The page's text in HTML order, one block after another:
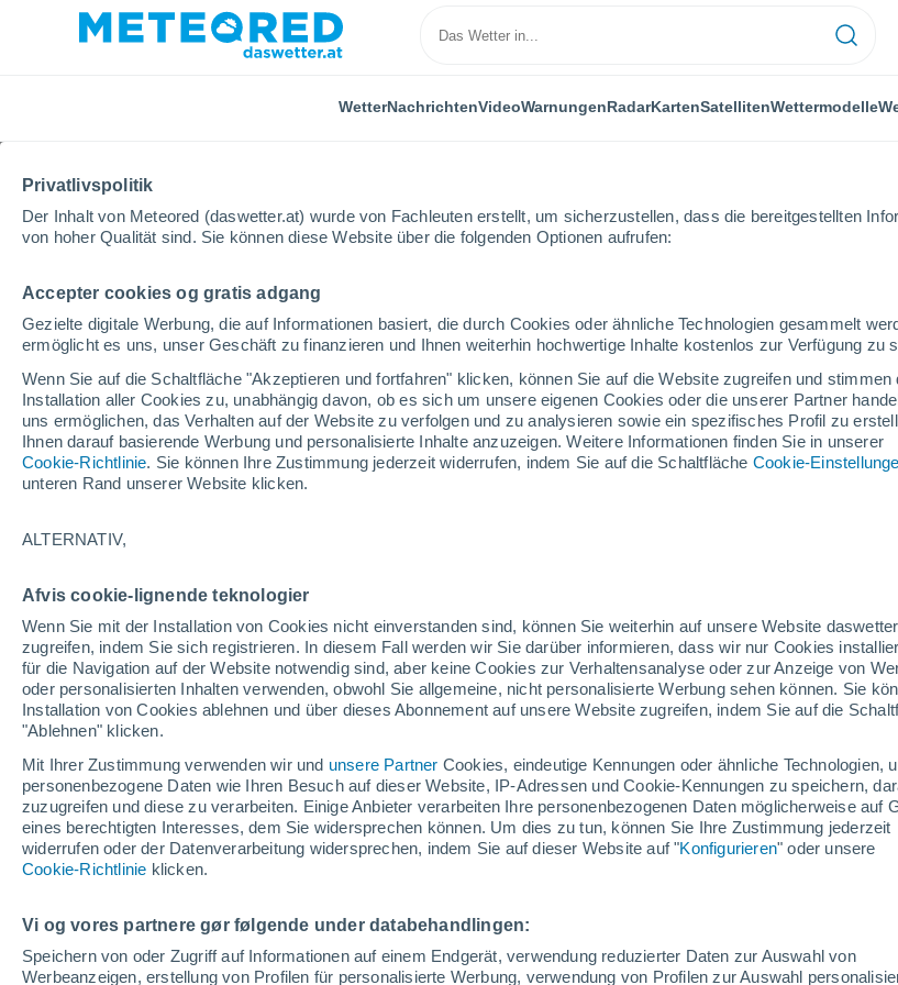
Privatlivspolitik
Der Inhalt von Meteored (daswetter.at) wurde von Fachleuten erstellt, um sicherzustellen, dass die bereitgestellten
von hoher Qualität sind. Sie können diese Website über die folgenden Optionen aufrufen:
Accepter cookies og gratis adgang
Gezielte digitale Werbung, die auf Informationen basiert, die durch Cookies oder ähnliche Technologien gesammelt
ermöglicht es uns, unser Geschäft zu finanzieren und Ihnen weiterhin hochwertige Inhalte kostenlos zur Verfügung zu
Wenn Sie auf die Schaltfläche "Akzeptieren und fortfahren" klicken, können Sie auf die Website zugreifen und stimmen
Installation aller Cookies zu, unabhängig davon, ob es sich um unsere eigenen Cookies oder die unserer Partner
uns ermöglichen, das Verhalten auf der Website zu verfolgen und zu analysieren sowie ein spezifisches Profil zu
Ihnen darauf basierende Werbung und personalisierte Inhalte anzuzeigen. Weitere Informationen finden Sie in unserer
Cookie-Richtlinie. Sie können Ihre Zustimmung jederzeit widerrufen, indem Sie auf die Schaltfläche Cookie-
unteren Rand unserer Website klicken.
ALTERNATIV,
Afvis cookie-lignende teknologier
Wenn Sie mit der Installation von Cookies nicht einverstanden sind, können Sie weiterhin auf unsere Website
zugreifen, indem Sie sich registrieren. In diesem Fall werden wir Sie darüber informieren, dass wir nur Cookies
für die Navigation auf der Website notwendig sind, aber keine Cookies zur Verhaltensanalyse oder zur Anzeige von
oder personalisierten Inhalten verwenden, obwohl Sie allgemeine, nicht personalisierte Werbung sehen können. Sie
Installation von Cookies ablehnen und über dieses Abonnement auf unsere Website zugreifen, indem Sie auf die
"Ablehnen" klicken.
Mit Ihrer Zustimmung verwenden wir und unsere Partner Cookies, eindeutige Kennungen oder ähnliche Technologien,
personenbezogene Daten wie Ihren Besuch auf dieser Website, IP-Adressen und Cookie-Kennungen zu speichern,
zuzugreifen und diese zu verarbeiten. Einige Anbieter verarbeiten Ihre personenbezogenen Daten möglicherweise auf
eines berechtigten Interesses, dem Sie widersprechen können. Um dies zu tun, können Sie Ihre Zustimmung jederzeit
widerrufen oder der Datenverarbeitung widersprechen, indem Sie auf dieser Website auf "Konfigurieren" oder unsere
Cookie-Richtlinie klicken.
Vi og vores partnere gør følgende under databehandlingen:
Speichern von oder Zugriff auf Informationen auf einem Endgerät, verwendung reduzierter Daten zur Auswahl von
Werbeanzeigen, erstellung von Profilen für personalisierte Werbung, verwendung von Profilen zur Auswahl
WetterNachrichtenVideoWarnungenRadarKartenSatellitenWettermodelle
Home Ungarn Somogy
Das Wetter in allen Ortschaften in Somogy
Alle Orte in Somogy
A - G H - L M - R S - U V - Z
Bakháza
Balatonberény
Balatonfenyves
Balatonkeresztúr
Balatonlelle
Balatonmáriafürdõ
Balatonszárszó
Balatonszentgyörgy
Baté
Kánya
Kára
Kercseliget
Kisbárapáti
Látrány
Miklósi
Nyim